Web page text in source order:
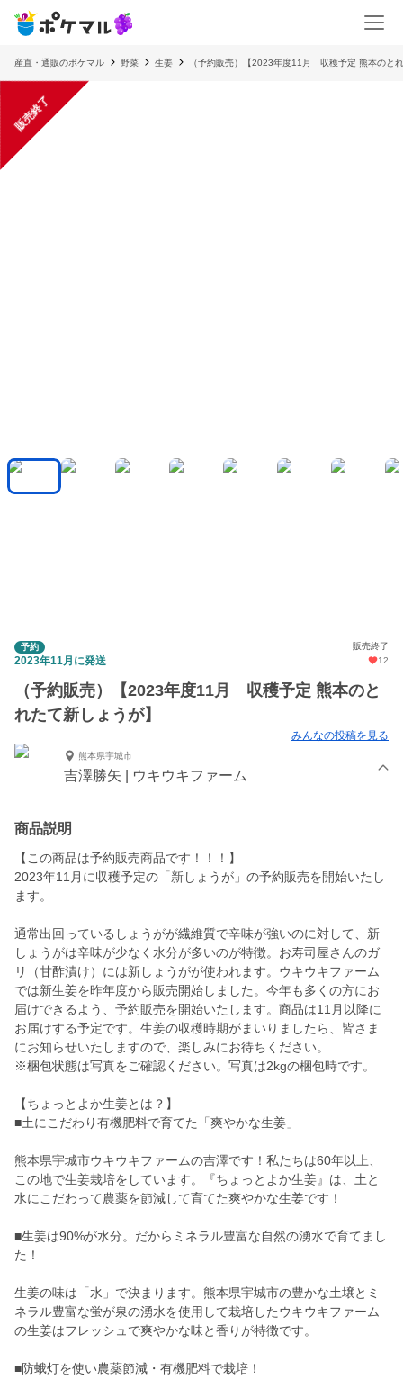
産直・通販のポケマル 野菜 生姜 （予約販売）【2023年度11月 収穫予定 熊本のと
販売終了
予約 販売終了
2023年11月に発送 12
（予約販売）【2023年度11月 収穫予定 熊本のと
れたて新しょうが】
みんなの投稿を見る
熊本県宇城市
吉澤勝矢 | ウキウキファーム
商品説明
【この商品は予約販売商品です！！！】
2023年11月に収穫予定の「新しょうが」の予約販売を開始いたし
ます。
通常出回っているしょうがが繊維質で辛味が強いのに対して、新
しょうがは辛味が少なく水分が多いのが特徴。お寿司屋さんのガ
リ（甘酢漬け）には新しょうがが使われます。ウキウキファーム
では新生姜を昨年度から販売開始しました。今年も多くの方にお
届けできるよう、予約販売を開始いたします。商品は11月以降に
お届けする予定です。生姜の収穫時期がまいりましたら、皆さま
にお知らせいたしますので、楽しみにお待ちください。
※梱包状態は写真をご確認ください。写真は2kgの梱包時です。
【ちょっとよか生姜とは？】
■土にこだわり有機肥料で育てた「爽やかな生姜」
熊本県宇城市ウキウキファームの吉澤です！私たちは60年以上、
この地で生姜栽培をしています。『ちょっとよか生姜』は、土と
水にこだわって農薬を節減して育てた爽やかな生姜です！
■生姜は90%が水分。だからミネラル豊富な自然の湧水で育てまし
た！
生姜の味は「水」で決まります。熊本県宇城市の豊かな土壌とミ
ネラル豊富な蛍が泉の湧水を使用して栽培したウキウキファーム
の生姜はフレッシュで爽やかな味と香りが特徴です。
■防蛾灯を使い農薬節減・有機肥料で栽培！